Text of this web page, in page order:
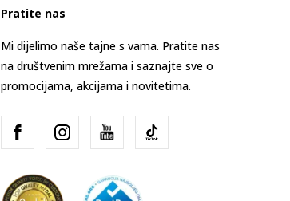
Pratite nas
Mi dijelimo naše tajne s vama. Pratite nas
na društvenim mrežama i saznajte sve o
promocijama, akcijama i novitetima.